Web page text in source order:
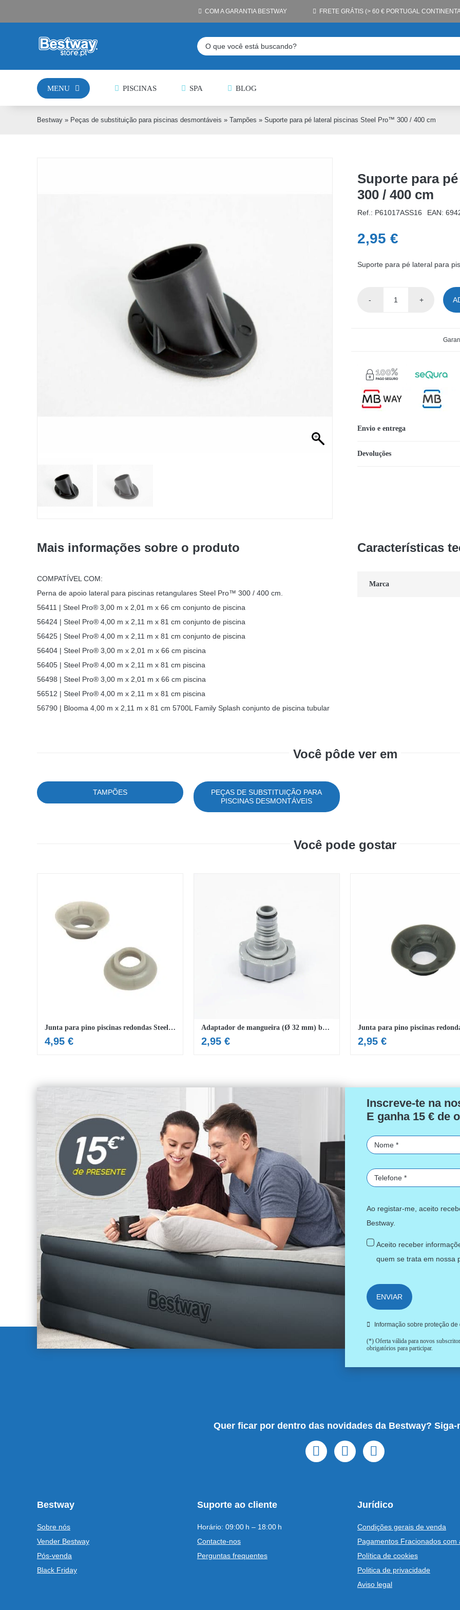
to
PISCINAS SPA BLOG
MENU
COM A GARANTIA BESTWAY FRETE GRÁTIS (> 60 € PORTUGAL
Pesquisar
Bestway» Peças de substituição para piscinas desmontáveis » Tampões » Suporte para pé lateral piscinas Steel Pro™ 300 / 400 cm
Suporte para
300 / 400 cm
Ref.: P61017ASS16 EAN:
2,95 €
Suporte para pé lateral para
lateral
Envio e entrega
Devoluções
Mais informações sobre o produto
COMPATÍVEL COM:
Perna de apoio lateral para piscinas retangulares Steel Pro™ 300 / 400 cm.
56411 | Steel Pro® 3,00 m x 2,01 m x 66 cm conjunto de piscina
56424 | Steel Pro® 4,00 m x 2,11 m x 81 cm conjunto de piscina
56425 | Steel Pro® 4,00 m x 2,11 m x 81 cm conjunto de piscina
56404 | Steel Pro® 3,00 m x 2,01 m x 66 cm piscina
56405 | Steel Pro® 4,00 m x 2,11 m x 81 cm piscina
56498 | Steel Pro® 3,00 m x 2,01 m x 66 cm piscina
56512 | Steel Pro® 4,00 m x 2,11 m x 81 cm piscina
56790 | Blooma 4,00 m x 2,11 m x 81 cm 5700L Family Splash conjunto de piscina tubular
Características
Marca
Você pôde ver em
TAMPÕES
PEÇAS DE SUBSTITUIÇÃO PARA
PISCINAS DESMONTÁVEIS
Você pode gostar
Junta para pino piscinas redondas Steel Pro MAX™ e Power Steel™
4,95 €
Adaptador de mangueira (Ø 32 mm) bombas de filtro e piscinas
2,95 € 2,95 €
Inscreve-te na
E ganha 15 € de
Ao registar-me, aceito
Bestway.
Aceito receber
quem se trata em nossa
ENVIAR
Informação sobre proteção de
(*) Oferta válida para novos
obrigatórios para participar.
Quer ficar por dentro das novidades da Bestway? Siga-
Bestway
Sobre nós
Vender Bestway
Pós-venda
Black Friday
Suporte ao cliente
Horário: 09:00 h – 18:00 h
Contacte-nos
Perguntas frequentes
Jurídico
Condições gerais de venda
Pagamentos Fracionados com
Política de cookies
Politica de privacidade
Aviso legal